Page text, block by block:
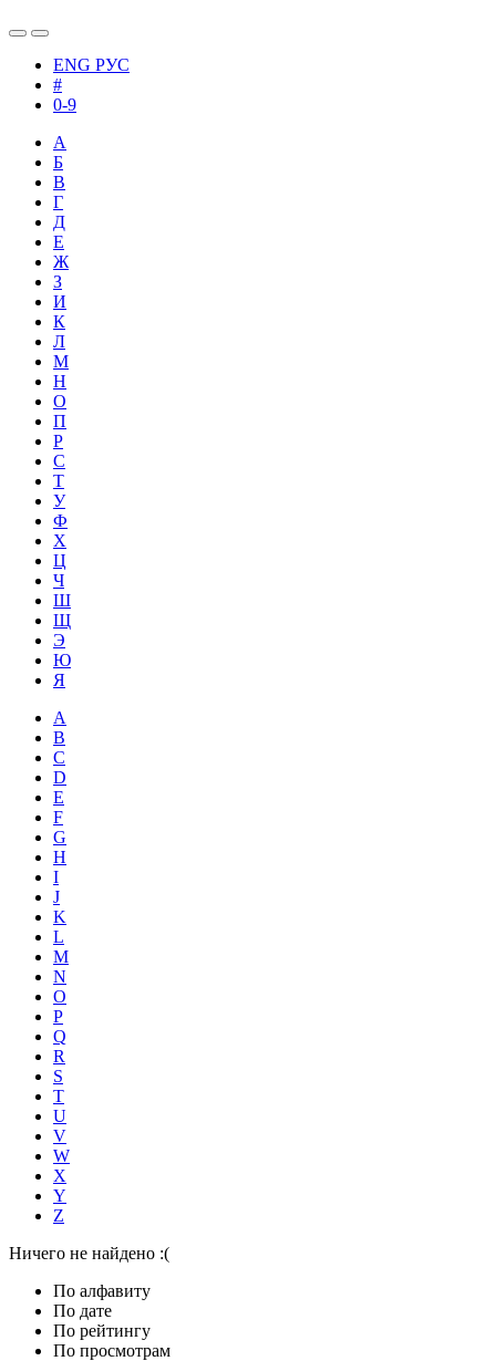
ENG РУС
#
0-9
А
Б
В
Г
Д
Е
Ж
З
И
К
Л
М
Н
О
П
Р
С
Т
У
Ф
Х
Ц
Ч
Ш
Щ
Э
Ю
Я
A
B
C
D
E
F
G
H
I
J
K
L
M
N
O
P
Q
R
S
T
U
V
W
X
Y
Z
Ничего не найдено :(
По алфавиту
По дате
По рейтингу
По просмотрам